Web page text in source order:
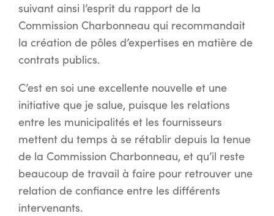
suivant ainsi l’esprit du rapport de la
Commission Charbonneau qui recommandait
la création de pôles d’expertises en matière de
contrats publics.
C’est en soi une excellente nouvelle et une
initiative que je salue, puisque les relations
entre les municipalités et les fournisseurs
mettent du temps à se rétablir depuis la tenue
de la Commission Charbonneau, et qu’il reste
beaucoup de travail à faire pour retrouver une
relation de confiance entre les différents
intervenants.